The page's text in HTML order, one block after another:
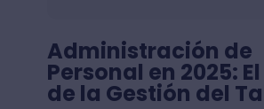
Administración de
Personal en 2025:
de la Gestión del